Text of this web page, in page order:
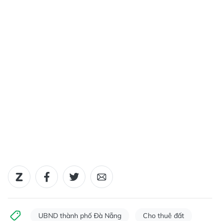
UBND thành phố Đà Nẵng Cho thuê đất